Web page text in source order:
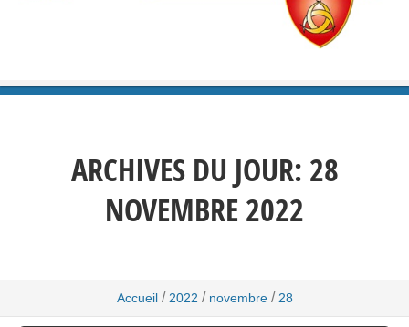
ARCHIVES DU JOUR: 28
NOVEMBRE 2022
Accueil / 2022 / novembre / 28